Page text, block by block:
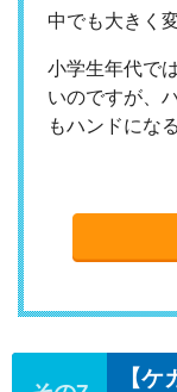
中でも大きく
小学生年代で
いのですが、
もハンドにな
【